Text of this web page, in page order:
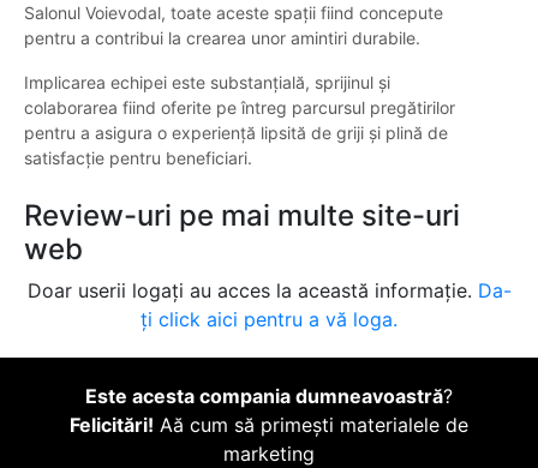
Salonul Voievodal, toate aceste spații fiind concepute
pentru a contribui la crearea unor amintiri durabile.
Implicarea echipei este substanțială, sprijinul și
colaborarea fiind oferite pe întreg parcursul pregătirilor
pentru a asigura o experiență lipsită de griji și plină de
satisfacție pentru beneficiari.
Review-uri pe mai multe site-uri
web
Doar userii logați au acces la această informație. Da-
ți click aici pentru a vă loga.
Este acesta compania dumneavoastră?
Felicitări! Aă cum să primești materialele de
marketing